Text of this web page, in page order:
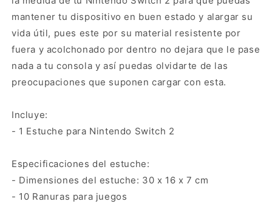
mantener tu dispositivo en buen estado y alargar su
vida útil, pues este por su material resistente por
fuera y acolchonado por dentro no dejara que le pase
nada a tu consola y así puedas olvidarte de las
preocupaciones que suponen cargar con esta.
Incluye:
- 1 Estuche para Nintendo Switch 2
Especificaciones del estuche:
- Dimensiones del estuche: 30 x 16 x 7 cm
- 10 Ranuras para juegos